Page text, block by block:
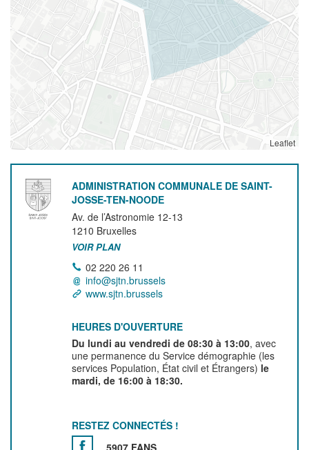
Leaflet
ADMINISTRATION COMMUNALE DE SAINT-
JOSSE-TEN-NOODE
Av. de l’Astronomie 12-13
1210 Bruxelles
VOIR PLAN
02 220 26 11
info@sjtn.brussels
www.sjtn.brussels
HEURES D'OUVERTURE
Du lundi au vendredi de 08:30 à 13:00, avec
une permanence du Service démographie (les
services Population, État civil et Étrangers) le
mardi, de 16:00 à 18:30.
RESTEZ CONNECTÉS !
5907 FANS